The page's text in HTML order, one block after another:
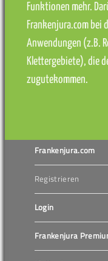
Funktionen mehr.
Frankenjura.com bei
Anwendungen (z.B.
Klettergebiete), die
zugutekommen.
Frankenjura.com
Registrieren
Login
Frankenjura